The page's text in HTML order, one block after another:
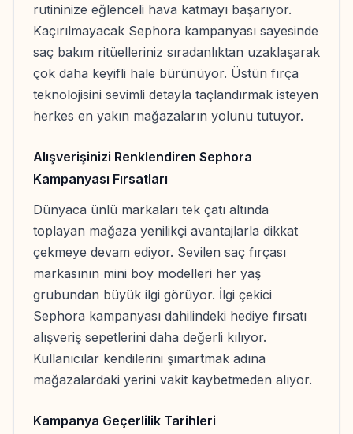
rutininize eğlenceli hava katmayı başarıyor.
Kaçırılmayacak Sephora kampanyası sayesinde
saç bakım ritüelleriniz sıradanlıktan uzaklaşarak
çok daha keyifli hale bürünüyor. Üstün fırça
teknolojisini sevimli detayla taçlandırmak isteyen
herkes en yakın mağazaların yolunu tutuyor.
Alışverişinizi Renklendiren Sephora
Kampanyası Fırsatları
Dünyaca ünlü markaları tek çatı altında
toplayan mağaza yenilikçi avantajlarla dikkat
çekmeye devam ediyor. Sevilen saç fırçası
markasının mini boy modelleri her yaş
grubundan büyük ilgi görüyor. İlgi çekici
Sephora kampanyası dahilindeki hediye fırsatı
alışveriş sepetlerini daha değerli kılıyor.
Kullanıcılar kendilerini şımartmak adına
mağazalardaki yerini vakit kaybetmeden alıyor.
Kampanya Geçerlilik Tarihleri